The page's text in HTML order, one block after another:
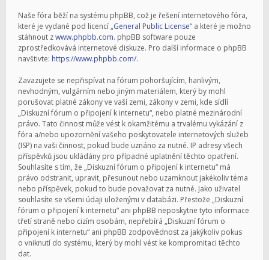
Naše fóra běží na systému phpBB, což je řešení internetového fóra,
které je vydané pod licencí „General Public License“ a které je možno
stáhnout zwww.phpbb.com. phpBB software pouze
zprostředkovává internetové diskuze. Pro další informace o phpBB
navštivte: https://www.phpbb.com/.
Zavazujete se nepřispívat na fórum pohoršujícím, hanlivým,
nevhodným, vulgárním nebo jiným materiálem, který by mohl
porušovat platné zákony ve vaší zemi, zákony v zemi, kde sídlí
„Diskuzní fórum o připojení k internetu“, nebo platné mezinárodní
právo. Tato činnost může vést k okamžitému a trvalému vykázání z
fóra a/nebo upozornění vašeho poskytovatele internetových služeb
(ISP) na vaši činnost, pokud bude uznáno za nutné. IP adresy všech
příspěvků jsou ukládány pro případné uplatnění těchto opatření.
Souhlasíte s tím, že „Diskuzní fórum o připojení k internetu“ má
právo odstranit, upravit, přesunout nebo uzamknout jakékoliv téma
nebo příspěvek, pokud to bude považovat za nutné. Jako uživatel
souhlasíte se všemi údaji uloženými v databázi. Přestože „Diskuzní
fórum o připojení k internetu“ ani phpBB neposkytne tyto informace
třetí straně nebo cizím osobám, nepřebírá „Diskuzní fórum o
připojení k internetu“ ani phpBB zodpovědnost za jakýkoliv pokus
o vniknutí do systému, který by mohl vést ke kompromitaci těchto
dat.